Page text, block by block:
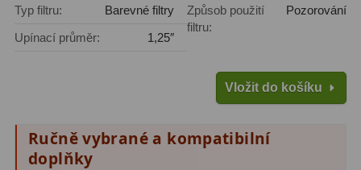
Binokulární dalekohledy279
Typ filtru:
Barevné filtry
Upínací průměr:
1,25″
Způsob použití
filtru:
Pozorování
Vložit do košíku
Ručně vybrané a kompatibilní
doplňky